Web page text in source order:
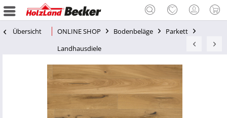
Übersicht ONLINE SHOP Bodenbeläge
Parkett
Landhausdiele